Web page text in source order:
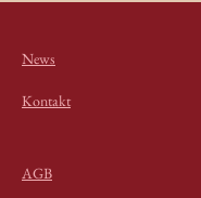
News
Kontakt
AGB